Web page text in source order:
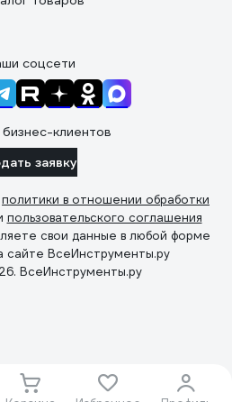
соцсети
клиентов
заявку
политики в отношении обработки
пользовательского соглашения
свои данные в любой форме
сайте ВсеИнструменты.ру
ВсеИнструменты.ру